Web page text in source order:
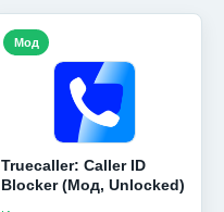
Truecaller: Caller ID
Blocker (Мод, Unlocked)
Мод